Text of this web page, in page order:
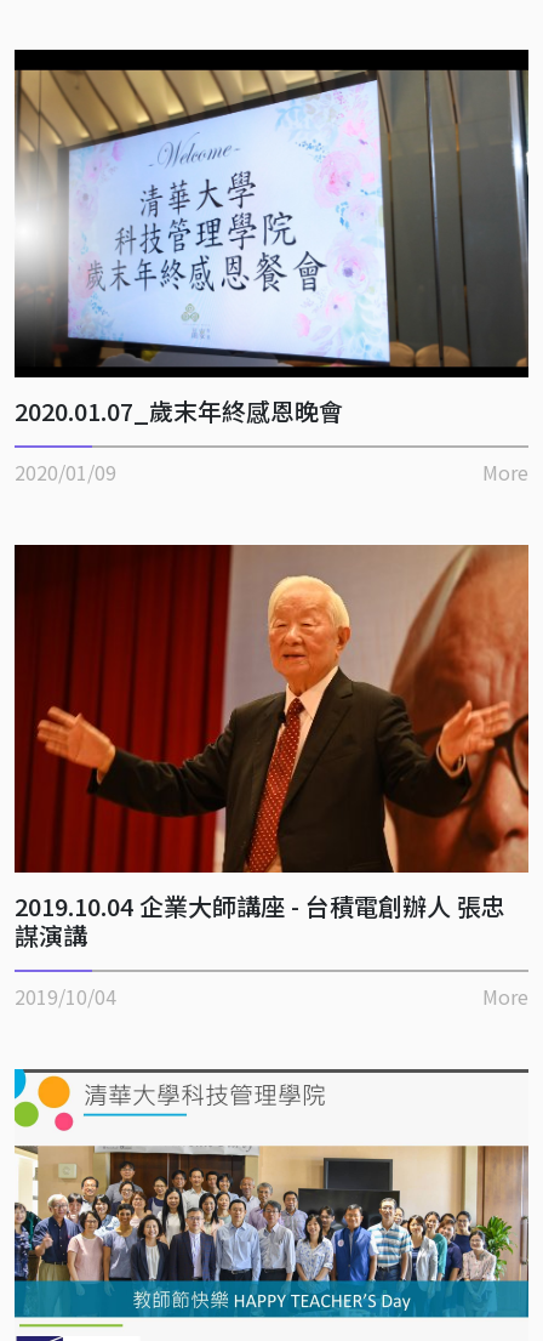
2020.01.07_歲末年終感恩晚會
2020/01/09 More
2019.10.04 企業大師講座 - 台積電創辦人 張忠
謀演講
2019/10/04 More